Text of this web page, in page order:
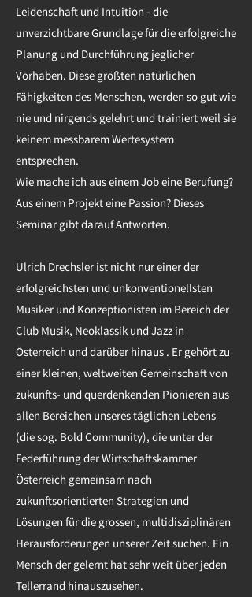
Leidenschaft und Intuition - die
unverzichtbare Grundlage für die erfolgreiche
Planung und Durchführung jeglicher
Vorhaben. Diese größten natürlichen
Fähigkeiten des Menschen, werden so gut wie
nie und nirgends gelehrt und trainiert weil sie
keinem messbarem Wertesystem
entsprechen.
Wie mache ich aus einem Job eine Berufung?
Aus einem Projekt eine Passion? Dieses
Seminar gibt darauf Antworten.
Ulrich Drechsler ist nicht nur einer der
erfolgreichsten und unkonventionellsten
Musiker und Konzeptionisten im Bereich der
Club Musik, Neoklassik und Jazz in
Österreich und darüber hinaus . Er gehört zu
einer kleinen, weltweiten Gemeinschaft von
zukunfts- und querdenkenden Pionieren aus
allen Bereichen unseres täglichen Lebens
(die sog. Bold Community), die unter der
Federführung der Wirtschaftskammer
Österreich gemeinsam nach
zukunftsorientierten Strategien und
Lösungen für die grossen, multidisziplinären
Herausforderungen unserer Zeit suchen. Ein
Mensch der gelernt hat sehr weit über jeden
Tellerrand hinauszusehen.